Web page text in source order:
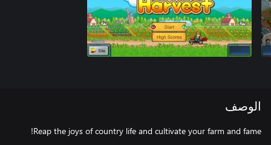
الوصف